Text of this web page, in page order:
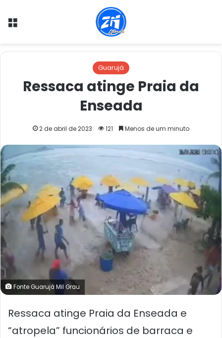
Menu
Guarujá
Ressaca atinge Praia da
Enseada
2 de abril de 2023 121 Menos de um minuto
Fonte Guarujá Mil Grau
Ressaca atinge Praia da Enseada e
“atropela” funcionários de barraca e